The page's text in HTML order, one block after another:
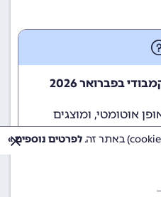
שערי הריאל קמבודי בפברואר 2026
אוטומטי, ומוצגים
לפרטים נוספים »